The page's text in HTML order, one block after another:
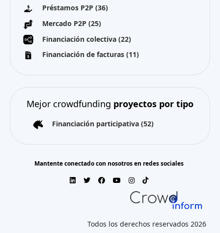
Préstamos P2P (36)
Mercado P2P (25)
Financiación colectiva (22)
Financiación de facturas (11)
Mejor crowdfunding proyectos por tipo
Financiación participativa (52)
Mantente conectado con nosotros en redes sociales
Todos los derechos reservados 2026